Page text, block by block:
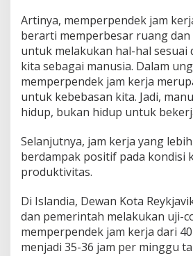
Artinya, memperpendek jam
berarti memperbesar ruang
untuk melakukan hal-hal sesuai
kita sebagai manusia. Dalam
memperpendek jam kerja
untuk kebebasan kita. Jadi,
hidup, bukan hidup untuk
Selanjutnya, jam kerja yang
berdampak positif pada kondisi
produktivitas.
Di Islandia, Dewan Kota
dan pemerintah melakukan uji-
memperpendek jam kerja dari
menjadi 35-36 jam per minggu